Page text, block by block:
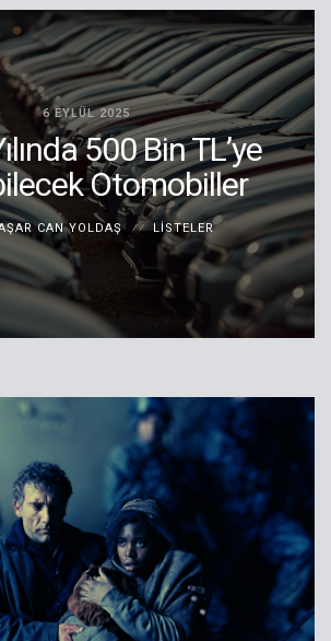
6 EYLÜL 2025
500 Bin TL’ye
Otomobiller
CAN YOLDAŞ LISTELER